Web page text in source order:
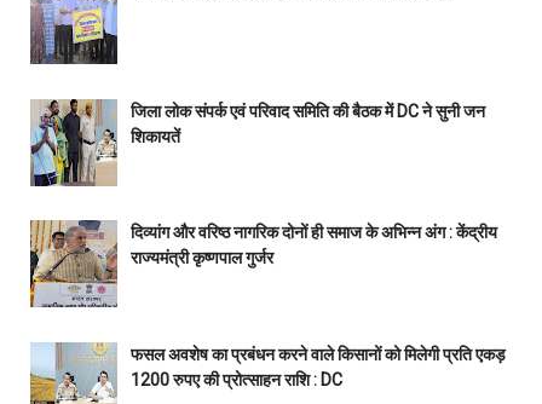
जिला लोक संपर्क एवं परिवाद समिति की बैठक में DC ने सुनी जन
शिकायतें
दिव्यांग और वरिष्ठ नागरिक दोनों ही समाज के अभिन्न अंग : केंद्रीय
राज्यमंत्री कृष्णपाल गुर्जर
फसल अवशेष का प्रबंधन करने वाले किसानों को मिलेगी प्रति एकड़
1200 रुपए की प्रोत्साहन राशि : DC